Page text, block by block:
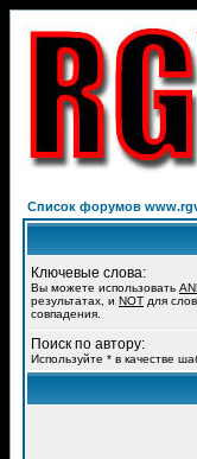
Список форумов
Ключевые слова:
Вы можете использовать
результатах, и NOT для
совпадения.
Поиск по автору:
Используйте * в качестве